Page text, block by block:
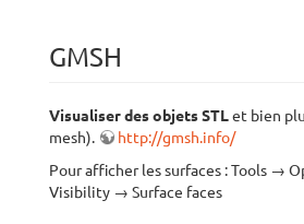
GMSH
Visualiser des objets STLet bien
mesh).
http://gmsh.info/
Pour afficher les surfaces : Tools →
Visibility → Surface faces